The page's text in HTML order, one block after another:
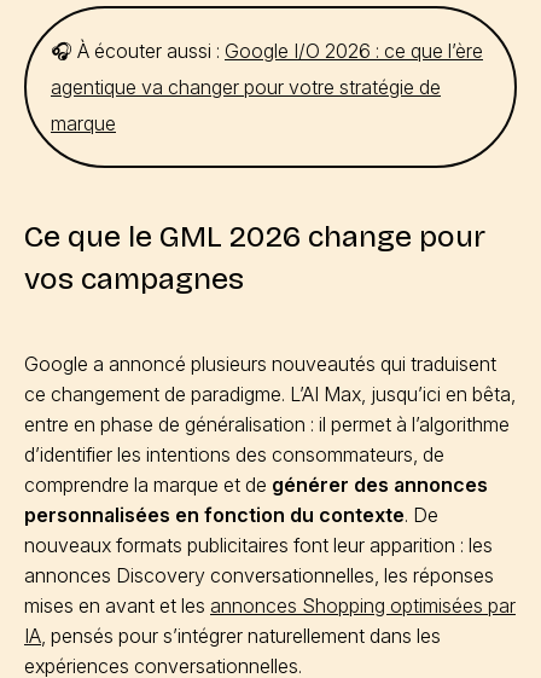
🎧 À écouter aussi : Google I/O 2026 : ce que l’ère
agentique va changer pour votre stratégie de
marque
Ce que le GML 2026 change pour
vos campagnes
Google a annoncé plusieurs nouveautés qui traduisent
ce changement de paradigme. L’AI Max, jusqu’ici en bêta,
entre en phase de généralisation : il permet à l’algorithme
d’identifier les intentions des consommateurs, de
comprendre la marque et de générer des annonces
personnalisées en fonction du contexte. De
nouveaux formats publicitaires font leur apparition : les
annonces Discovery conversationnelles, les réponses
mises en avant et les annonces Shopping optimisées par
IA, pensés pour s’intégrer naturellement dans les
expériences conversationnelles.